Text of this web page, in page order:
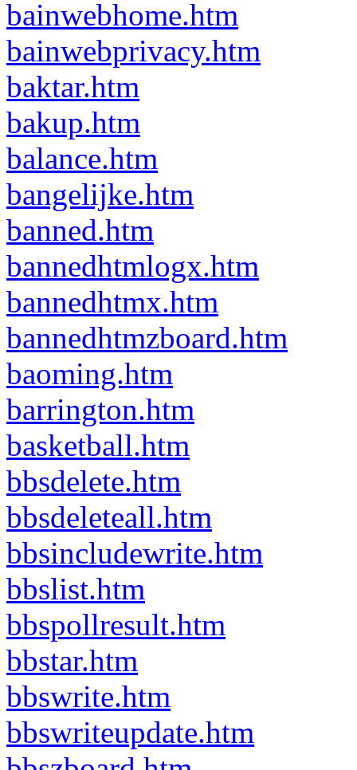
bainwebhome.htm
bainwebprivacy.htm
baktar.htm
bakup.htm
balance.htm
bangelijke.htm
banned.htm
bannedhtmlogx.htm
bannedhtmx.htm
bannedhtmzboard.htm
baoming.htm
barrington.htm
basketball.htm
bbsdelete.htm
bbsdeleteall.htm
bbsincludewrite.htm
bbslist.htm
bbspollresult.htm
bbstar.htm
bbswrite.htm
bbswriteupdate.htm